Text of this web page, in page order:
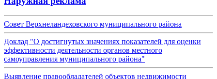
Совет Верхнеландеховского муниципального района
Доклад "О достигнутых значениях показателей для оценки
эффективности деятельности органов местного
самоуправления муниципального района"
Выявление правообладателей объектов недвижимости